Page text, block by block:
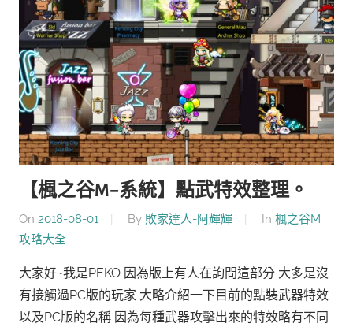
【楓之谷M-系統】點武特效整理。
On 2018-08-01 By 敗家達人-阿輝輝 In 楓之谷M
攻略大全
大家好~我是PEKO 因為版上有人在詢問這部分 大多是沒
有接觸過PC版的玩家 大略介紹一下目前的點裝武器特效
以及PC版的名稱 因為每種武器攻擊出來的特效略有不同